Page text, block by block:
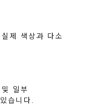
제 색상과 다소
일부
습니다.